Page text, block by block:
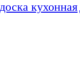
доска кухонная